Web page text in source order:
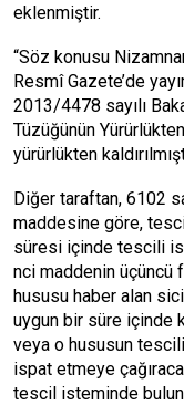
eklenmiştir.
“Söz konusu
Resmî Gazete’de
2013/4478 sayılı
Tüzüğünün
yürürlükten
Diğer taraftan, 6102
maddesine göre,
süresi içinde tescili
nci maddenin üçüncü
hususu haber alan
uygun bir süre içinde
veya o hususun
ispat etmeye
tescil isteminde